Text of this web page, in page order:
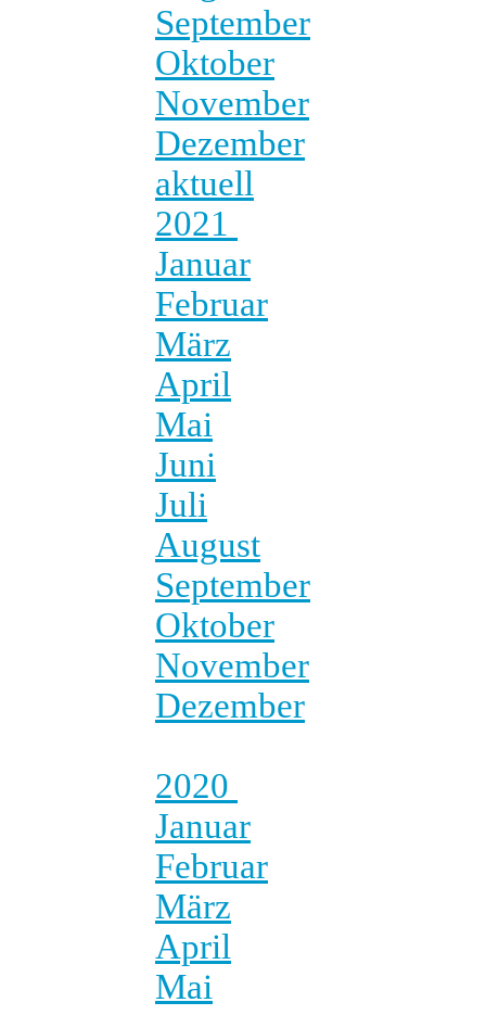
September
Oktober
November
Dezember
aktuell
2021
Januar
Februar
März
April
Mai
Juni
Juli
August
September
Oktober
November
Dezember
2020
Januar
Februar
März
April
Mai